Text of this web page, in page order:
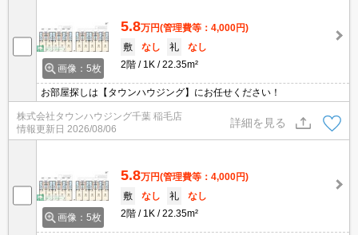
画像：5枚
5.8万円(管理費等：4,000円)
敷
なし 礼
なし
2階
1K 22.35m²
お部屋探しは【タウンハウジング】にお任せください！
株式会社タウンハウジング千葉 稲毛店
情報更新日 2026/08/06
詳細を見る
画像：5枚
5.8万円(管理費等：4,000円)
敷
なし 礼
なし
2階
1K 22.35m²